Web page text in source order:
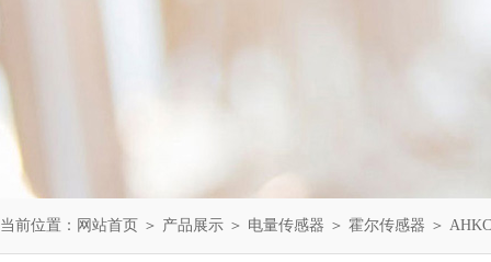
当前位置： 网站首页 ＞ 产品展示 ＞ 电量传感器 ＞ 霍尔传感器 ＞